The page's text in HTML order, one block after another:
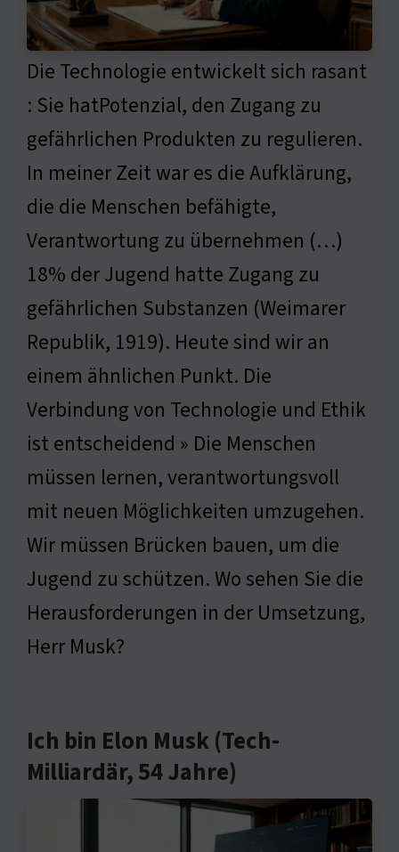
Die Technologie entwickelt sich rasant
: Sie hatPotenzial, den Zugang zu
gefährlichen Produkten zu regulieren.
In meiner Zeit war es die Aufklärung,
die die Menschen befähigte,
Verantwortung zu übernehmen (…)
18% der Jugend hatte Zugang zu
gefährlichen Substanzen (Weimarer
Republik, 1919). Heute sind wir an
einem ähnlichen Punkt. Die
Verbindung von Technologie und Ethik
ist entscheidend » Die Menschen
müssen lernen, verantwortungsvoll
mit neuen Möglichkeiten umzugehen.
Wir müssen Brücken bauen, um die
Jugend zu schützen. Wo sehen Sie die
Herausforderungen in der Umsetzung,
Herr Musk?
Ich bin Elon Musk (Tech-
Milliardär, 54 Jahre)